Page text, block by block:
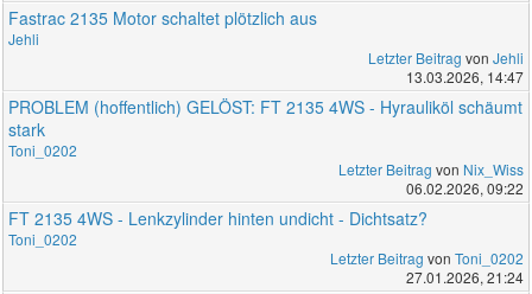
Fastrac 2135 Motor schaltet plötzlich aus
Jehli
Letzter Beitrag von Jehli
13.03.2026, 14:47
PROBLEM (hoffentlich) GELÖST: FT 2135 4WS - Hyrauliköl schäumt
stark
Toni_0202
Letzter Beitrag von Nix_Wiss
06.02.2026, 09:22
FT 2135 4WS - Lenkzylinder hinten undicht - Dichtsatz?
Toni_0202
Letzter Beitrag von Toni_0202
27.01.2026, 21:24